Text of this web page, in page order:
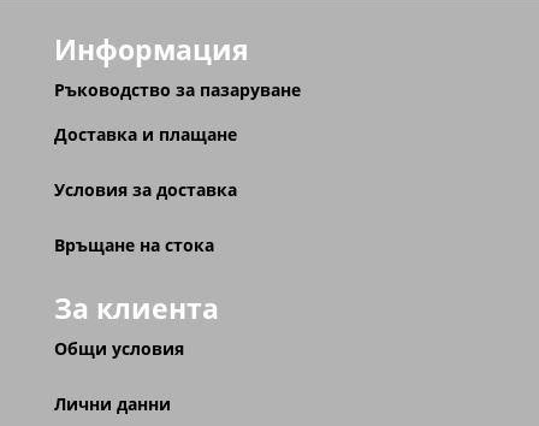
Информация
Ръководство за пазаруване
Доставка и плащане
Условия за доставка
Връщане на стока
За клиента
Общи условия
Лични данни